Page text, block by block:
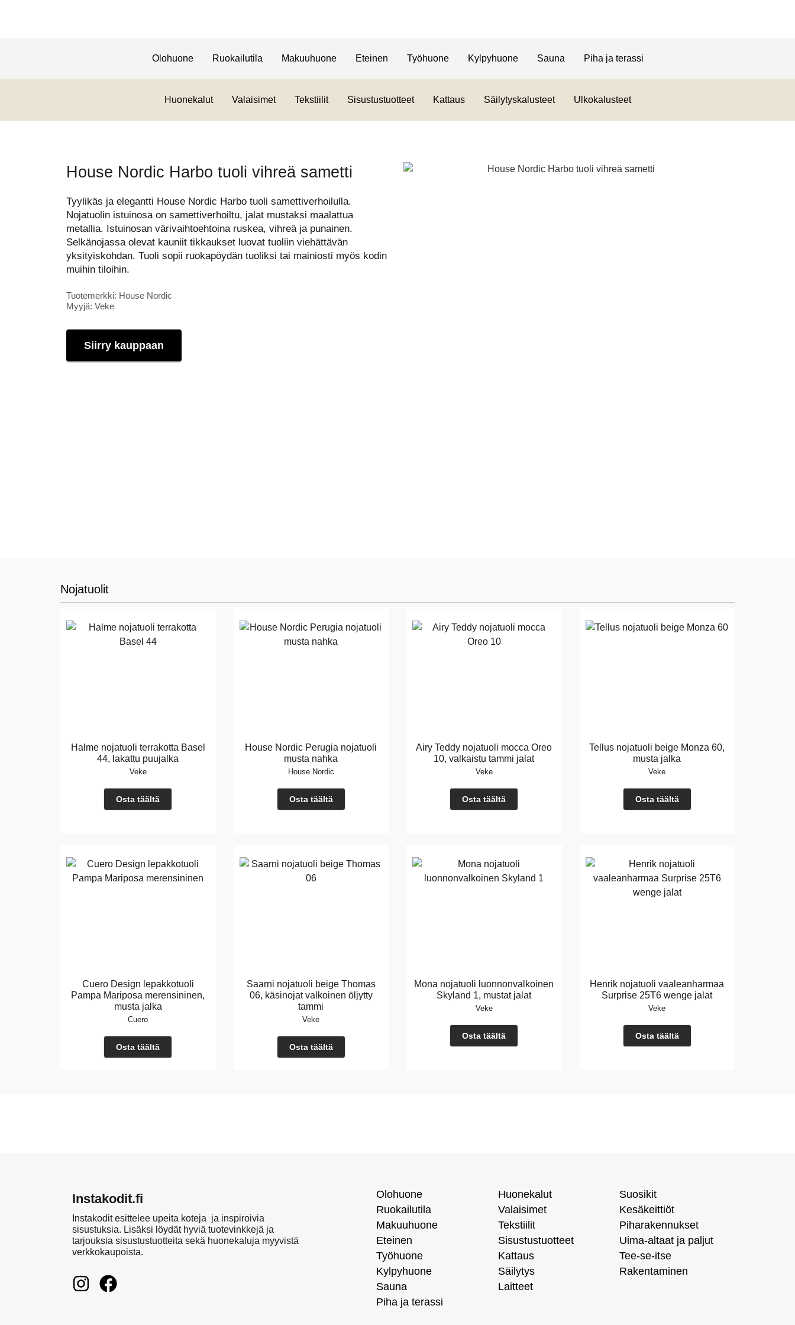
Olohuone Ruokailutila Makuuhuone Eteinen Työhuone Kylpyhuone Sauna Piha ja terassi
Huonekalut Valaisimet Tekstiilit Sisustustuotteet Kattaus Säilytyskalusteet Ulkokalusteet
House Nordic Harbo tuoli vihreä sametti
Tyylikäs ja elegantti House Nordic Harbo tuoli samettiverhoilulla.
Nojatuolin istuinosa on samettiverhoiltu, jalat mustaksi maalattua
metallia. Istuinosan värivaihtoehtoina ruskea, vihreä ja punainen.
Selkänojassa olevat kauniit tikkaukset luovat tuoliin viehättävän
yksityiskohdan. Tuoli sopii ruokapöydän tuoliksi tai mainiosti myös kodin
muihin tiloihin.
Tuotemerkki: House Nordic
Myyjä: Veke
Siirry kauppaan
Nojatuolit
Halme nojatuoli terrakotta Basel
44, lakattu puujalka
Veke
Osta täältä
House Nordic Perugia nojatuoli
musta nahka
House Nordic
Osta täältä
Airy Teddy nojatuoli mocca Oreo
10, valkaistu tammi jalat
Veke
Osta täältä
Tellus nojatuoli beige Monza 60,
musta jalka
Veke
Osta täältä
Cuero Design lepakkotuoli
Pampa Mariposa merensininen,
musta jalka
Cuero
Osta täältä
Saarni nojatuoli beige Thomas
06, käsinojat valkoinen öljytty
tammi
Veke
Osta täältä
Mona nojatuoli luonnonvalkoinen
Skyland 1, mustat jalat
Veke
Osta täältä
Henrik nojatuoli vaaleanharmaa
Surprise 25T6 wenge jalat
Veke
Osta täältä
Instakodit.fi
Instakodit esittelee upeita koteja ja inspiroivia
sisustuksia. Lisäksi löydät hyviä tuotevinkkejä ja
tarjouksia sisustustuotteita sekä huonekaluja myyvistä
verkkokaupoista.
Olohuone
Ruokailutila
Makuuhuone
Eteinen
Työhuone
Kylpyhuone
Sauna
Piha ja terassi
Huonekalut
Valaisimet
Tekstiilit
Sisustustuotteet
Kattaus
Säilytys
Laitteet
Suosikit
Kesäkeittiöt
Piharakennukset
Uima-altaat ja paljut
Tee-se-itse
Rakentaminen